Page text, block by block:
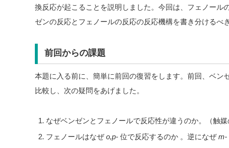
換反応が起こることを説明しました。今回は、フェノール
ゼンの反応とフェノールの反応の反応機構を書き分けるべ
前回からの課題
本題に入る前に、簡単に前回の復習をします。前回、ベン
比較し、次の疑問をあげました。
なぜベンゼンとフェノールで反応性が違うのか。（触媒
フェノールはなぜo,p- 位で反応するのか 。逆になぜm-